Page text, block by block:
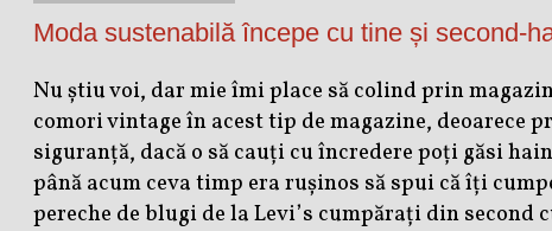
Moda sustenabilă începe cu tine și second-
Nu știu voi, dar mie îmi place să colind prin
comori vintage în acest tip de magazine, deoarece
siguranță, dacă o să cauți cu încredere poți găsi
până acum ceva timp era rușinos să spui că îți
pereche de blugi de la Levi’s cumpărați din second